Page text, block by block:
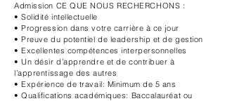
Admission CE QUE NOUS RECHERCHONS :
• Solidité intellectuelle
• Progression dans votre carrière à ce jour
• Preuve du potentiel de leadership et de gestion
• Excellentes compétences interpersonnelles
• Un désir d’apprendre et de contribuer à
l’apprentissage des autres
• Expérience de travail: Minimum de 5 ans
• Qualifications académiques: Baccalauréat ou